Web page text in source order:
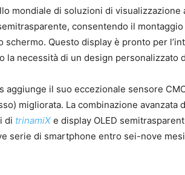
mondiale di soluzioni di visualizzazione
consentendo il
Questo display è pronto per
la necessità di un design personalizzato
aggiunge il suo eccezionale sensore
migliorata. La combinazione avanzata
di trinamiX e display OLED
serie di smartphone entro sei-nove